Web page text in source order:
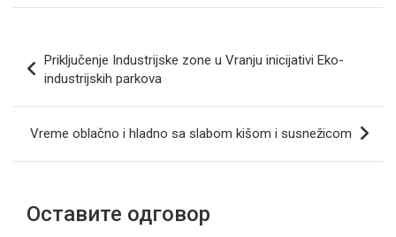
ce
b
o
o
k
tt
er
ail er ke
n
at
A
p
p
e
gr
a
m
ar
e
чланка
Priključenje Industrijske zone u Vranju inicijativi Eko-
industrijskih parkova
Vreme oblačno i hladno sa slabom kišom i susnežicom
Оставите одговор